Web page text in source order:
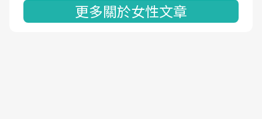
更多關於女性文章